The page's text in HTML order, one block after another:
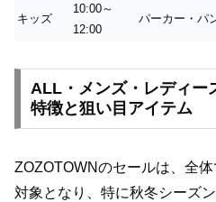
キッズ
10:00～
12:00
パーカー・パ
ALL・メンズ・レディー
特徴と狙い目アイテム
ZOZOTOWNのセールは、全
対象となり、特に秋冬シーズ